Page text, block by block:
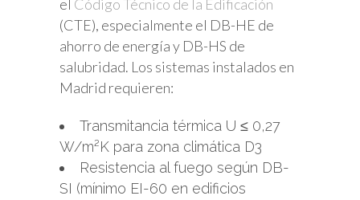
el Código Técnico de la Edificación
(CTE), especialmente el DB-HE de
ahorro de energía y DB-HS de
salubridad. Los sistemas instalados en
Madrid requieren:
Transmitancia térmica U ≤ 0,27
W/m²K para zona climática D3
Resistencia al fuego según DB-
SI (mínimo EI-60 en edificios